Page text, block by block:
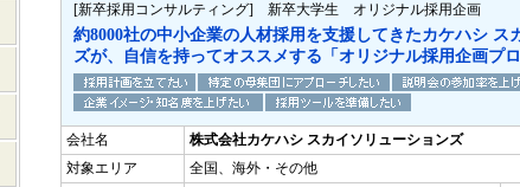
[新卒採用コンサルティング] 新卒大学生 オリジナル採用企画
約8000社の中小企業の人材採用を支援してきたカケハシ ス
ズが、自信を持ってオススメする「オリジナル採用企画プ
会社名
株式会社カケハシ スカイソリューションズ
対象エリア
全国、海外・その他